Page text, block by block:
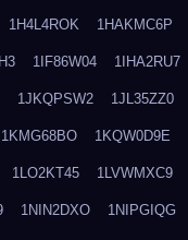
1H4L4ROK 1HAKMC6P
1IF86W04 1IHA2RU7
1JKQPSW2 1JL35ZZ0
1KMG68BO 1KQW0D9E
1LO2KT45 1LVWMXC9
1NIN2DXO 1NIPGIQG